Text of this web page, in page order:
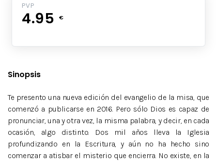
PVP
4.95 €
Sinopsis
Te presento una nueva edición del evangelio de la misa, que
comenzó a publicarse en 2016. Pero sólo Dios es capaz de
pronunciar, una y otra vez, la misma palabra, y decir, en cada
ocasión, algo distinto. Dos mil años lleva la Iglesia
profundizando en la Escritura, y aún no ha hecho sino
comenzar a atisbar el misterio que encierra. No existe, en la